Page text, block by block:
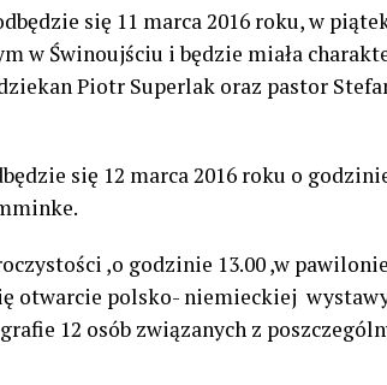
się 11 marca 2016 roku, w
w Świnoujściu i będzie miała
Piotr Superlak oraz pastor
się 12 marca 2016 roku o
,o godzinie 13.00 ,w
otwarcie polsko- niemieckiej
12 osób związanych z